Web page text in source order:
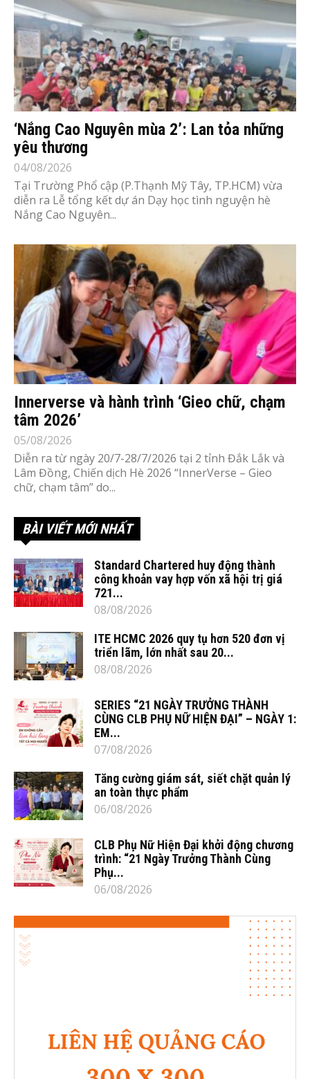
‘Nắng Cao Nguyên mùa 2’: Lan tỏa những
yêu thương
04/08/2026
Tại Trường Phổ cập (P.Thạnh Mỹ Tây, TP.HCM) vừa
diễn ra Lễ tổng kết dự án Dạy học tình nguyện hè
Nắng Cao Nguyên...
Innerverse và hành trình ‘Gieo chữ, chạm
tâm 2026’
05/08/2026
Diễn ra từ ngày 20/7-28/7/2026 tại 2 tỉnh Đắk Lắk và
Lâm Đồng, Chiến dịch Hè 2026 “InnerVerse – Gieo
chữ, chạm tâm” do...
BÀI VIẾT MỚI NHẤT
Standard Chartered huy động thành
công khoản vay hợp vốn xã hội trị giá
721...
08/08/2026
ITE HCMC 2026 quy tụ hơn 520 đơn vị
triển lãm, lớn nhất sau 20...
08/08/2026
SERIES “21 NGÀY TRƯỞNG THÀNH
CÙNG CLB PHỤ NỮ HIỆN ĐẠI” – NGÀY 1:
EM...
07/08/2026
Tăng cường giám sát, siết chặt quản lý
an toàn thực phẩm
06/08/2026
CLB Phụ Nữ Hiện Đại khởi động chương
trình: “21 Ngày Trưởng Thành Cùng
Phụ...
06/08/2026